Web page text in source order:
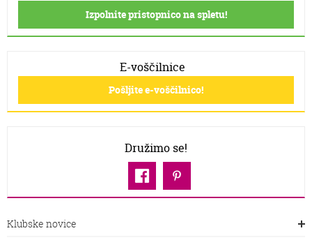
Izpolnite pristopnico na spletu!
E-voščilnice
Pošljite e-voščilnico!
Družimo se!
Klubske novice